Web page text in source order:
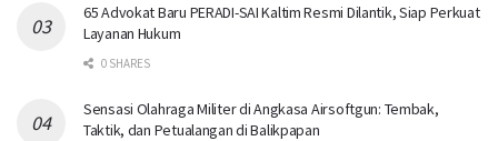
65 Advokat Baru PERADI-SAI Kaltim Resmi Dilantik, Siap Perkuat
Layanan Hukum
0 SHARES
Sensasi Olahraga Militer di Angkasa Airsoftgun: Tembak,
Taktik, dan Petualangan di Balikpapan